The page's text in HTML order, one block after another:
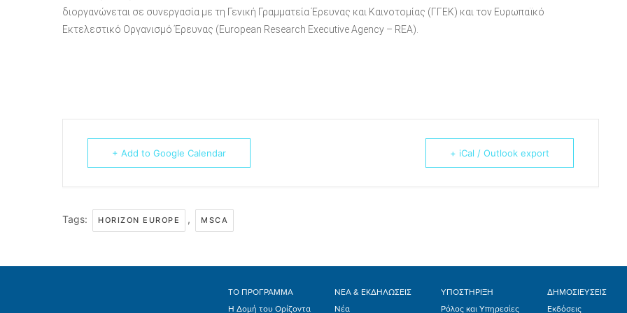
διοργανώνεται σε συνεργασία με τη Γενική Γραμματεία Έρευνας και Καινοτομίας (ΓΓΕΚ) και τον Ευρωπαϊκό
Εκτελεστικό Οργανισμό Έρευνας (European Research Executive Agency – REA).
+ Add to Google Calendar + iCal / Outlook export
Tags: HORIZON EUROPE , MSCA
ΤΟ ΠΡΟΓΡΑΜΜΑ
Η Δομή του Ορίζοντα
ΝΕΑ & ΕΚΔΗΛΩΣΕΙΣ
Νέα
ΥΠΟΣΤΗΡΙΞΗ
Ρόλος και Υπηρεσίες
ΔΗΜΟΣΙΕΥΣΕΙΣ
Εκδόσεις